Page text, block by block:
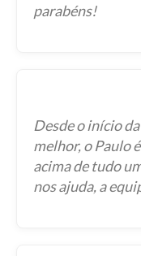
parabéns!
Desde o início
melhor, o Paulo
acima de tudo
nos ajuda, a